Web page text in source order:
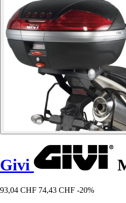
Givi
93,04 CHF 74,43 CHF -20%